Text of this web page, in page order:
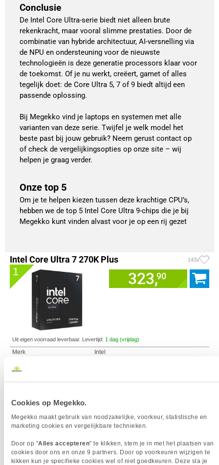
Cookies op Megekko.
Megekko maakt gebruik van noodzakelijke, voorkeur, statistische en
marketing cookies en vergelijkbare technieken.
Door op "Alles accepteren" te klikken, stem je in met het plaatsen van
cookies door ons en onze 9 partners. Door op voorkeuren wijzigen te
kikken kun je specifieke cookies wel of niet goedkeuren. Deze sla je
Conclusie
De Intel Core Ultra-serie biedt niet alleen brute
rekenkracht, maar vooral slimme prestaties. Door de
combinatie van hybride architectuur, AI-versnelling via
de NPU en ondersteuning voor de nieuwste
technologieën is deze generatie processors klaar voor
de toekomst. Of je nu werkt, creëert, gamet of alles
tegelijk doet: de Core Ultra 5, 7 of 9 biedt altijd een
passende oplossing.
Bij Megekko vind je laptops en systemen met alle
varianten van deze serie. Twijfel je welk model het
beste past bij jouw gebruik? Neem gerust contact op
of check de vergelijkingsopties op onze site – wij
helpen je graag verder.
Onze top 5
Om je te helpen kiezen tussen deze krachtige CPU’s,
hebben we de top 5 Intel Core Ultra 9-chips die je bij
Megekko kunt vinden alvast voor je op een rij gezet
Intel Core Ultra 7 270K Plus 143x
1 323,90
Uit eigen voorraad leverbaar. Levertijd: 1 dag (vrijdag)
Merk
Intel
Processor Serie
Socket
1851
Processor Snelheid
Kloksnelheid Turbo
5.50 GHz
AI Ready
Inclusief koeler